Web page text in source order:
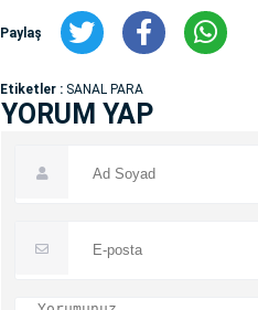
Paylaş
Etiketler : SANAL PARA
YORUM YAP